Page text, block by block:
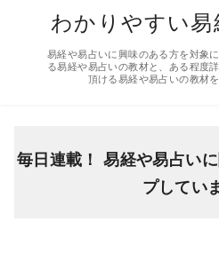
わかりやすい易
易経や易占いに興味のある方を対象
る易経や易占いの教材と、ある程度
頂ける易経や易占いの教材
毎日連載！ 易経や易占い
プしてい